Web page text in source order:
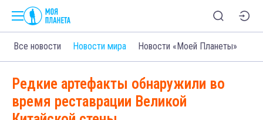
Все новости Новости мира Новости «Моей Планеты»
Редкие артефакты обнаружили во
время реставрации Великой